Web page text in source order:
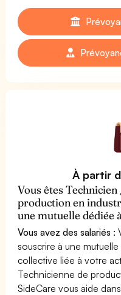
À partir
Vous êtes
production en
une mutuelle dédiée
Vous avez des salariés :
souscrire à une
collective liée à votre
Technicienne de
SideCare vous aide